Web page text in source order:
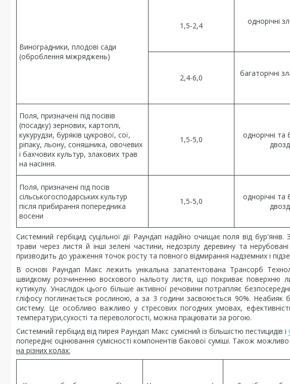
Виноградники, плодові сади
(оброблення міжряджень)
1,5-2,4
однорічні
2,4-6,0
багаторічні
Поля, призначені під посівів
(посадку) зернових, картоплі,
кукурудзи, буряків цукрової, сої,
ріпаку, льону, соняшника, овочевих
і бахчових культур, злакових трав
на насіння.
1,5-5,0
однорічні та
Поля, призначені під посів
сільськогосподарських культур
після прибирання попередника
восени
1,5-5,0
однорічні та
Системний гербіцид суцільної дії Раундап надійно очищає поля від
трави через листя й інші зелені частини, недозрілу деревину та
призводить до ураження точок росту та повного відмирання надземних і
В основі Раундап Макс лежить унікальна запатентована Трансорб
швидкому розчиненню воскового нальоту листя, що покриває поверхню
кутикулу. Унаслідок цього більше активної речовини потрапляє
гліфосу поглинається рослиною, а за 3 години засвоюється 90%. Неабияк
систему. Це особливо важливо у стресових погодних умовах,
температури,сухості та перевологості, можна працювати за рогою.
Системний гербіцид від пирея Раундап Макс сумісний із більшістю пестицидів і
попереднє оцінювання сумісності компонентів бакової суміші. Також можливо
на різних колах: